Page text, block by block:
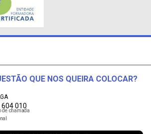
QUE NOS QUEIRA COLOCAR?
604 010
de chamada